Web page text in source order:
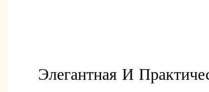
Элегантная И